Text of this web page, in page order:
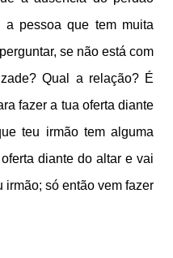
a pessoa que tem muita
se não está com
Qual a relação? É
fazer a tua oferta diante
teu irmão tem alguma
diante do altar e vai
irmão; só então vem fazer